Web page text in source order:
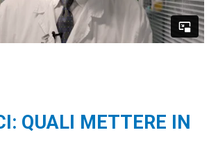
QUALI METTERE IN